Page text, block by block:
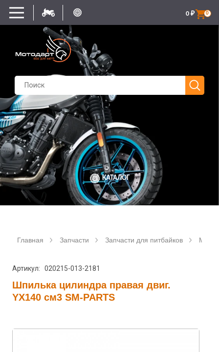
0
0 ₽
КАТАЛОГ
Главная Запчасти Запчасти для питбайков Мотор
Артикул: 020215-013-2181
Шпилька цилиндра правая двиг.
YX140 см3 SM-PARTS